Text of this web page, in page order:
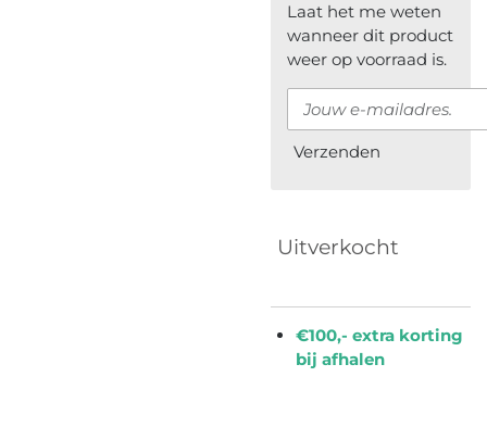
Laat het me weten
wanneer dit product
weer op voorraad is.
Verzenden
Uitverkocht
€100,- extra korting
bij afhalen